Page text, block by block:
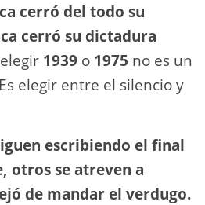
cerró del todo su
cerró su dictadura
1939 o 1975 no es un
elegir entre el silencio y
escribiendo el final
otros se atreven a
de mandar el verdugo.